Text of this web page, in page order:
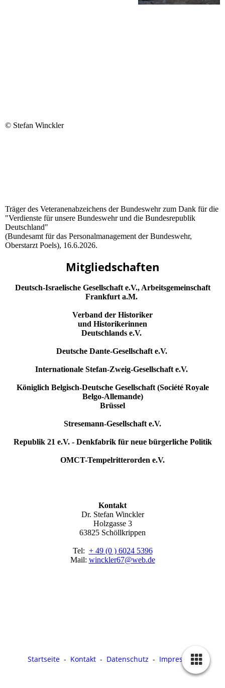
© Stefan Winckler
Träger des Veteranenabzeichens der Bundeswehr zum Dank für die
"Verdienste für unsere Bundeswehr und die Bundesrepublik
Deutschland"
(Bundesamt für das Personalmanagement der Bundeswehr,
Oberstarzt Poels), 16.6.2026.
Mitgliedschaften
Deutsch-Israelische Gesellschaft e.V., Arbeitsgemeinschaft
Frankfurt a.M.
Verband der Historiker
und Historikerinnen
Deutschlands e.V.
Deutsche Dante-Gesellschaft e.V.
Internationale Stefan-Zweig-Gesellschaft e.V.
Königlich Belgisch-Deutsche Gesellschaft (Société Royale
Belgo-Allemande)
Brüssel
Stresemann-Gesellschaft e.V.
Republik 21 e.V. - Denkfabrik für neue bürgerliche Politik
OMCT-Tempelritterorden e.V.
Kontakt
Dr. Stefan Winckler
Holzgasse 3
63825 Schöllkrippen
Tel: + 49 (0 ) 6024 5396
Mail: winckler67@web.de
Startseite - Kontakt - Datenschutz - Impressum